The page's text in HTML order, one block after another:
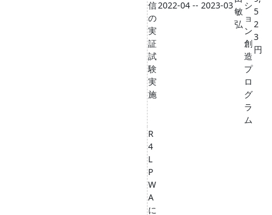
信
の
実
証
試
験
実
施
2022-04 -- 2023-03
敏
弘
シ
ョ
ン
創
造
プ
ロ
グ
ラ
ム
5
2
3
円
R
4
L
P
W
A
に